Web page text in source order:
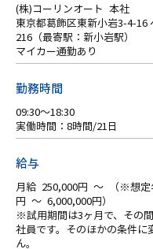
(株)コーリンオート 本社
東京都葛飾区東新小岩3-4-16
216（最寄駅：新小岩駅）
マイカー通勤あり
勤務時間
09:30～18:30
実働時間：8時間/21日
給与
月給 250,000円 ～ （※想定
円 ～ 6,000,000円）
※試用期間は3ヶ月で、その
社員です。そのほかの条件に
ん。